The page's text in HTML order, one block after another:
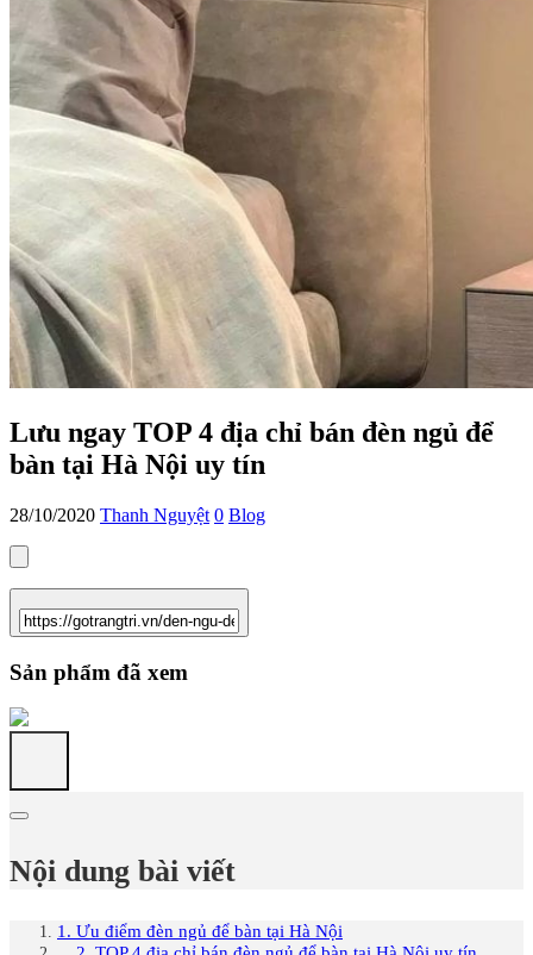
Lưu ngay TOP 4 địa chỉ bán đèn ngủ để
bàn tại Hà Nội uy tín
28/10/2020 Thanh Nguyệt 0 Blog
Sản phẩm đã xem
Nội dung bài viết
1. Ưu điểm đèn ngủ để bàn tại Hà Nội